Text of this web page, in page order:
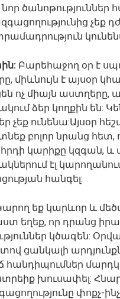
նոր
չեք
Բարեհաջող օր է
միևնույն է այսօր
ոչ միայն աստղերը,
ձեր կողքին են:
չեք ունենա:Այսօր
բոլոր նրանց
կարիքը կզգան,
էլ
հանգել:
եք կարևոր և
եղեք, որ դրանց
կծագեն:
ցանկալի
հանդիպումներ
խուսափել:
փոքչ-